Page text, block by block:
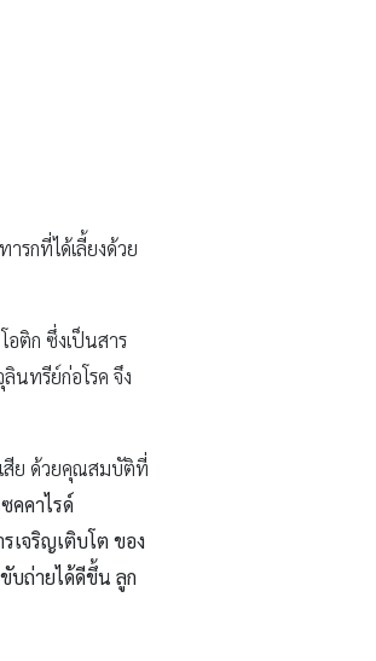
รกที่ได้เลี้ยงด้วย
อติก ซึ่งเป็นสาร
นทรีย์ก่อโรค จึง
สีย ด้วยคุณสมบัติที่
คคาไรด์
เจริญเติบโต ของ
บถ่ายได้ดีขึ้น ลูก